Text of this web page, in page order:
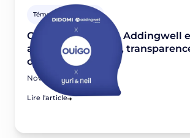
Témoignages clients
OUIGO, Yuri & Neil, Addingwell
allier performance,
conformité
November 26, 2025
Lire l'article